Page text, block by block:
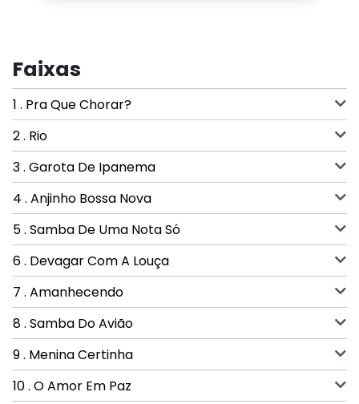
Faixas
1 . Pra Que Chorar?
2 . Rio
3 . Garota De Ipanema
4 . Anjinho Bossa Nova
5 . Samba De Uma Nota Só
6 . Devagar Com A Louça
7 . Amanhecendo
8 . Samba Do Avião
9 . Menina Certinha
10 . O Amor Em Paz